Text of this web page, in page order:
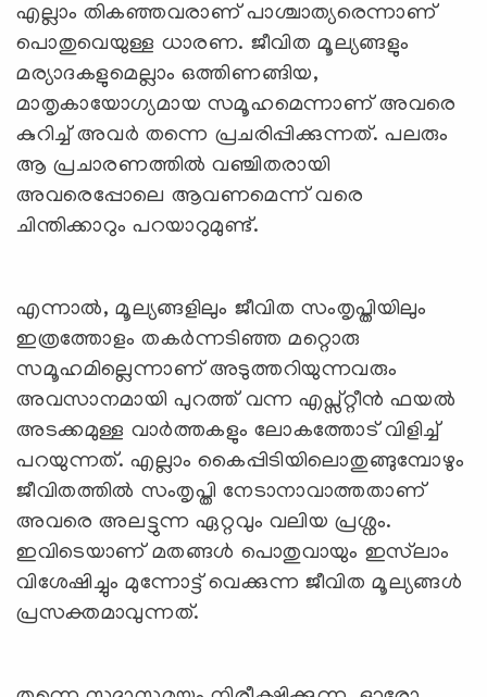
എല്ലാം തികഞ്ഞവരാണ് പാശ്ചാത്യരെന്നാണ്
പൊതുവെയുള്ള ധാരണ. ജീവിത മൂല്യങ്ങളും
മര്യാദകളുമെല്ലാം ഒത്തിണങ്ങിയ,
മാതൃകായോഗ്യമായ സമൂഹമെന്നാണ് അവരെ
കുറിച്ച് അവര്‍ തന്നെ പ്രചരിപ്പിക്കുന്നത്. പലരും
ആ പ്രചാരണത്തില്‍ വഞ്ചിതരായി
അവരെപ്പോലെ ആവണമെന്ന് വരെ
ചിന്തിക്കാറും പറയാറുമുണ്ട്.
എന്നാല്‍, മൂല്യങ്ങളിലും ജീവിത സംതൃപ്തിയിലും
ഇത്രത്തോളം തകര്‍ന്നടിഞ്ഞ മറ്റൊരു
സമൂഹമില്ലെന്നാണ് അടുത്തറിയുന്നവരും
അവസാനമായി പുറത്ത് വന്ന എപ്സ്റ്റീന്‍ ഫയല്‍
അടക്കമുള്ള വാര്‍ത്തകളും ലോകത്തോട് വിളിച്ച്
പറയുന്നത്. എല്ലാം കൈപ്പിടിയിലൊതുങ്ങുമ്പോഴും
ജീവിതത്തില്‍ സംതൃപ്തി നേടാനാവാത്തതാണ്
അവരെ അലട്ടുന്ന ഏറ്റവും വലിയ പ്രശ്നം.
ഇവിടെയാണ് മതങ്ങള്‍ പൊതുവായും ഇസ്‍ലാം
വിശേഷിച്ചും മുന്നോട്ട് വെക്കുന്ന ജീവിത മൂല്യങ്ങള്‍
പ്രസക്തമാവുന്നത്.